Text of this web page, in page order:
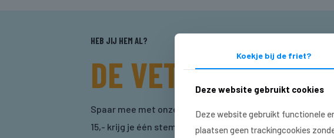
HEB JIJ HEM AL?
DE VETTE PAS!
Spaar mee met onze Vette Pas! Bij iedere €
15,- krijg je één stempel. Een volle Vette Pas?
Koekje bij de friet?
Deze website gebruikt cookies
Deze website gebruikt functionele
plaatsen geen trackingcookies